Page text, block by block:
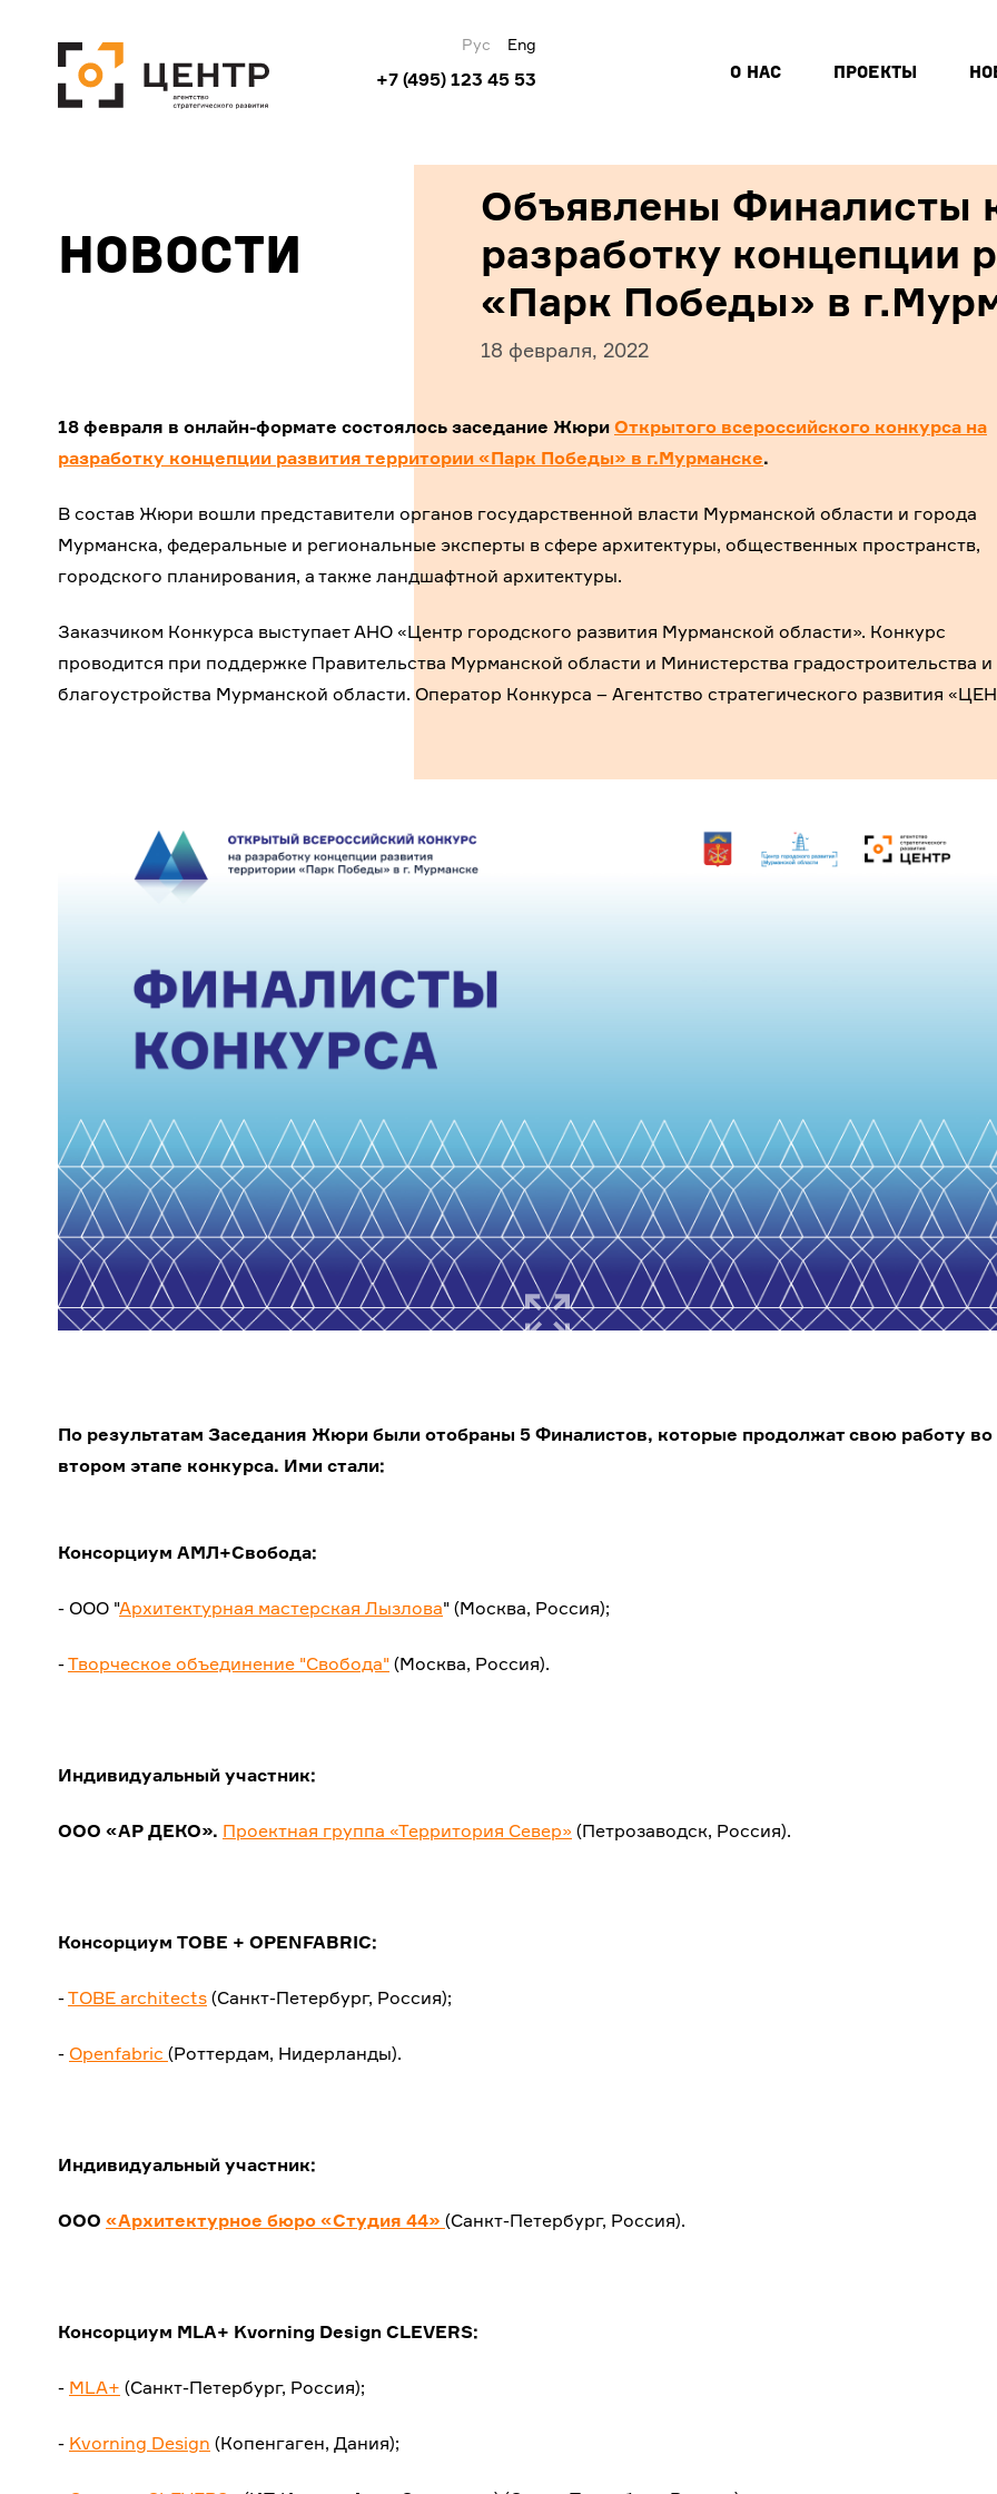
Рус Eng
+7 (495) 123 45 53 О НАС ПРОЕКТЫ
Новости
Объявлены Финалисты
разработку концепции
«Парк Победы» в
18 февраля, 2022
18 февраля в онлайн-формате состоялось заседание Жюри Открытого всероссийского конкурса на
разработку концепции развития территории «Парк Победы» в г.Мурманске.
В состав Жюри вошли представители органов государственной власти Мурманской области и города
Мурманска, федеральные и региональные эксперты в сфере архитектуры, общественных пространств,
городского планирования, а также ландшафтной архитектуры.
Заказчиком Конкурса выступает АНО «Центр городского развития Мурманской области». Конкурс
проводится при поддержке Правительства Мурманской области и Министерства градостроительства и
благоустройства Мурманской области. Оператор Конкурса – Агентство стратегического развития
По результатам Заседания Жюри были отобраны 5 Финалистов, которые продолжат свою работу во
втором этапе конкурса. Ими стали:
Консорциум АМЛ+Свобода:
- ООО "Архитектурная мастерская Лызлова" (Москва, Россия);
-Творческое объединение "Свобода" (Москва, Россия).
Индивидуальный участник:
ООО «АР ДЕКО». Проектная группа «Территория Север» (Петрозаводск, Россия).
Консорциум TOBE + OPENFABRIC:
-TOBE architects (Санкт-Петербург, Россия);
- Openfabric (Роттердам, Нидерланды).
Индивидуальный участник:
ООО «Архитектурное бюро «Студия 44» (Санкт-Петербург, Россия).
Консорциум MLA+ Kvorning Design CLEVERS:
- MLA+ (Санкт-Петербург, Россия);
- Kvorning Design (Копенгаген, Дания);